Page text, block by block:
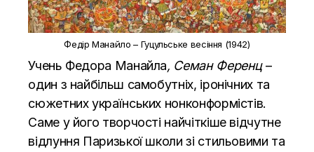
Федір Манайло – Гуцульське весіння (1942)
Учень Федора Манайла, Семан Ференц–
один з найбільш самобутніх, іронічних та
сюжетних українських нонконформістів.
Саме у його творчості найчіткіше відчутне
відлуння Паризької школи зі стильовими та